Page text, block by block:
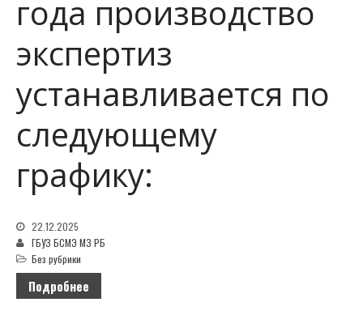
года производство
экспертиз
устанавливается по
следующему
графику:
22.12.2025
ГБУЗ БСМЭ МЗ РБ
Без рубрики
Подробнее